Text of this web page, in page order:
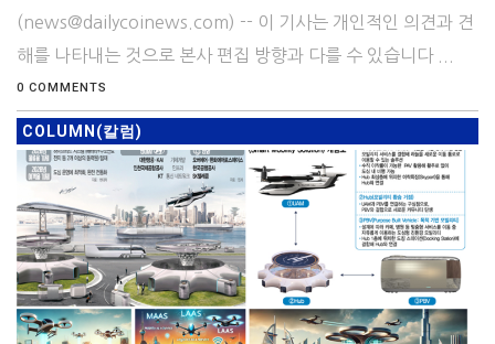
(news@dailycoinews.com) -- 이 기사는 개인적인 의견과 견
해를 나타내는 것으로 본사 편집 방향과 다를 수 있습니다 ...
0 COMMENTS
COLUMN(칼럼)